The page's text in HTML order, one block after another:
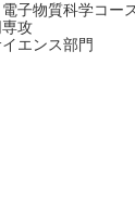
子物質科学コー
攻
エンス部門